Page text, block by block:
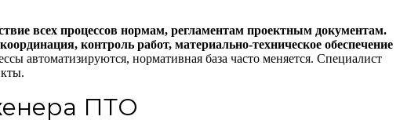
всех процессов нормам, регламентам проектным документам.
контроль работ, материально-техническое обеспечение
автоматизируются, нормативная база часто меняется. Специалист
ПТО